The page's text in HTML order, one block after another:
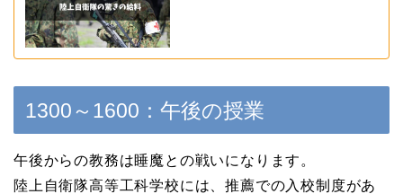
1300～1600：午後の授業
午後からの教務は睡魔との戦いになります。
陸上自衛隊高等工科学校には、推薦での入校制度があ